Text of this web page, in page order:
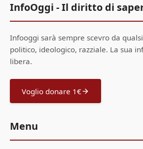
InfoOggi - Il diritto di
Infooggi sarà sempre scevro da
politico, ideologico, razziale. La sua
libera.
Voglio donare 1€
Menu